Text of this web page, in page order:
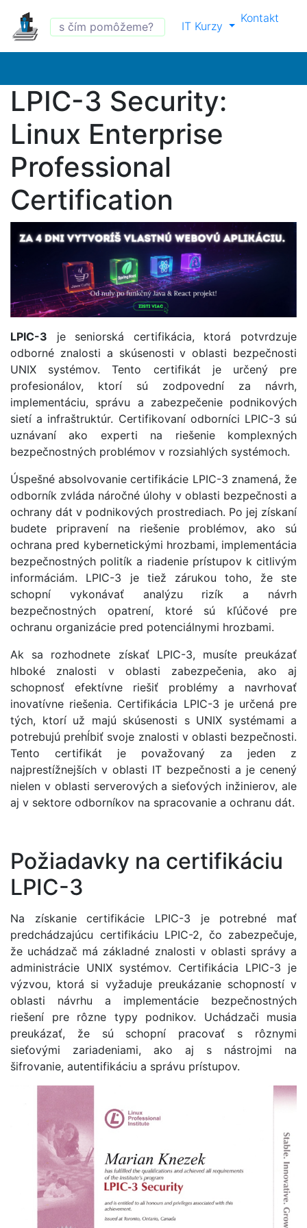
IT Kurzy
Kontakt
LPIC-3 Security:
Linux Enterprise
Professional
Certification
LPIC-3 je seniorská certifikácia, ktorá potvrdzuje
odborné znalosti a skúsenosti v oblasti bezpečnosti
UNIX systémov. Tento certifikát je určený pre
profesionálov, ktorí sú zodpovední za návrh,
implementáciu, správu a zabezpečenie podnikových
sietí a infraštruktúr. Certifikovaní odborníci LPIC-3 sú
uznávaní ako experti na riešenie komplexných
bezpečnostných problémov v rozsiahlých systémoch.
Úspešné absolvovanie certifikácie LPIC-3 znamená, že
odborník zvláda náročné úlohy v oblasti bezpečnosti a
ochrany dát v podnikových prostrediach. Po jej získaní
budete pripravení na riešenie problémov, ako sú
ochrana pred kybernetickými hrozbami, implementácia
bezpečnostných politík a riadenie prístupov k citlivým
informáciám. LPIC-3 je tiež zárukou toho, že ste
schopní vykonávať analýzu rizík a návrh
bezpečnostných opatrení, ktoré sú kľúčové pre
ochranu organizácie pred potenciálnymi hrozbami.
Ak sa rozhodnete získať LPIC-3, musíte preukázať
hlboké znalosti v oblasti zabezpečenia, ako aj
schopnosť efektívne riešiť problémy a navrhovať
inovatívne riešenia. Certifikácia LPIC-3 je určená pre
tých, ktorí už majú skúsenosti s UNIX systémami a
potrebujú prehĺbiť svoje znalosti v oblasti bezpečnosti.
Tento certifikát je považovaný za jeden z
najprestížnejších v oblasti IT bezpečnosti a je cenený
nielen v oblasti serverových a sieťových inžinierov, ale
aj v sektore odborníkov na spracovanie a ochranu dát.
Požiadavky na certifikáciu
LPIC-3
Na získanie certifikácie LPIC-3 je potrebné mať
predchádzajúcu certifikáciu LPIC-2, čo zabezpečuje,
že uchádzač má základné znalosti v oblasti správy a
administrácie UNIX systémov. Certifikácia LPIC-3 je
výzvou, ktorá si vyžaduje preukázanie schopností v
oblasti návrhu a implementácie bezpečnostných
riešení pre rôzne typy podnikov. Uchádzači musia
preukázať, že sú schopní pracovať s rôznymi
sieťovými zariadeniami, ako aj s nástrojmi na
šifrovanie, autentifikáciu a správu prístupov.